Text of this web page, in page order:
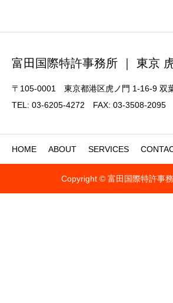
富田国際特許事務所 ｜ 東京
〒105-0001 東京都港区虎ノ門 1-16-9 双
TEL: 03-6205-4272 FAX: 03-3508-2095
HOME ABOUT SERVICES
Copyright © 富田国際特許事